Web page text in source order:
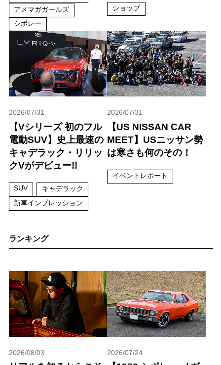
アメマガガールズ
シボレー
ショップ
2026/07/31
【Vシリーズ 初のフル
電動SUV】史上最速の
キャデラック・リリッ
クVがデビュー!!
SUV
キャデラック
新車インプレッション
2026/07/31
【US NISSAN CAR
MEET】USニッサン勢
は寒さも何のその！
イベントレポート
ランキング
2026/08/03 2026/07/24